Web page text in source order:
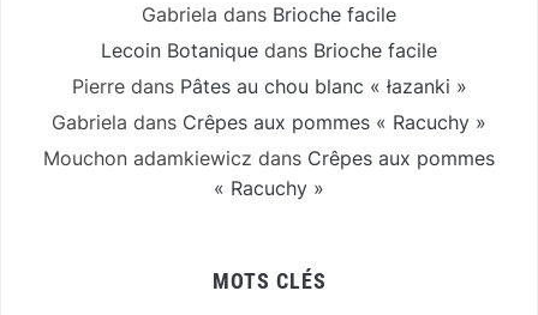
Gabriela dans Brioche facile
Lecoin Botanique dans Brioche facile
Pierredans Pâtes au chou blanc « łazanki »
Gabriela dans Crêpes aux pommes « Racuchy »
Mouchon adamkiewicz dans Crêpes aux pommes
« Racuchy »
MOTS CLÉS